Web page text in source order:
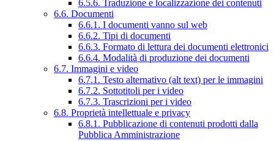
6.5.6. Traduzione e localizzazione dei contenuti
6.6. Documenti
6.6.1. I documenti vanno sul web
6.6.2. Tipi di documenti
6.6.3. Formato di lettura dei documenti elettronici
6.6.4. Modalità di produzione dei documenti
6.7. Immagini e video
6.7.1. Testo alternativo (alt text) per le immagini
6.7.2. Sottotitoli per i video
6.7.3. Trascrizioni per i video
6.8. Proprietà intellettuale e privacy
6.8.1. Pubblicazione di contenuti prodotti dalla
Pubblica Amministrazione